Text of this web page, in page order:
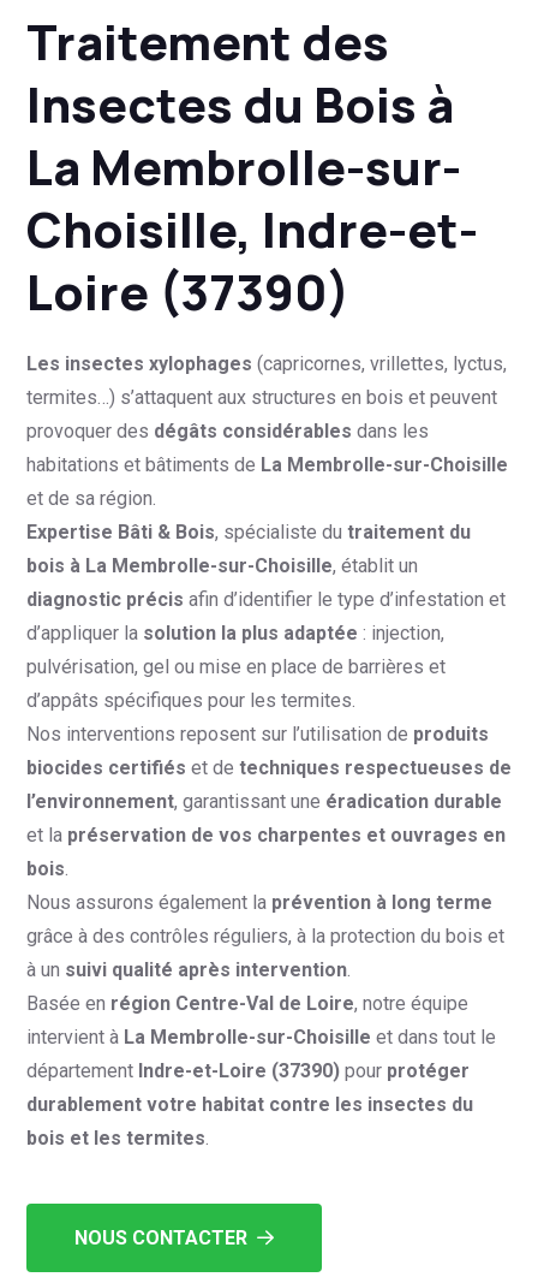
Traitement des
Insectes du Bois à
La Membrolle-sur-
Choisille, Indre-et-
Loire (37390)
Les insectes xylophages (capricornes, vrillettes, lyctus,
termites…) s’attaquent aux structures en bois et peuvent
provoquer des dégâts considérables dans les
habitations et bâtiments de La Membrolle-sur-Choisille
et de sa région.
Expertise Bâti & Bois, spécialiste du traitement du
bois à La Membrolle-sur-Choisille, établit un
diagnostic précis afin d’identifier le type d’infestation et
d’appliquer la solution la plus adaptée : injection,
pulvérisation, gel ou mise en place de barrières et
d’appâts spécifiques pour les termites.
Nos interventions reposent sur l’utilisation de produits
biocides certifiés et de techniques respectueuses de
l’environnement, garantissant une éradication durable
et la préservation de vos charpentes et ouvrages en
bois.
Nous assurons également la prévention à long terme
grâce à des contrôles réguliers, à la protection du bois et
à un suivi qualité après intervention.
Basée en région Centre-Val de Loire, notre équipe
intervient à La Membrolle-sur-Choisille et dans tout le
département Indre-et-Loire (37390) pour protéger
durablement votre habitat contre les insectes du
bois et les termites.
NOUS CONTACTER